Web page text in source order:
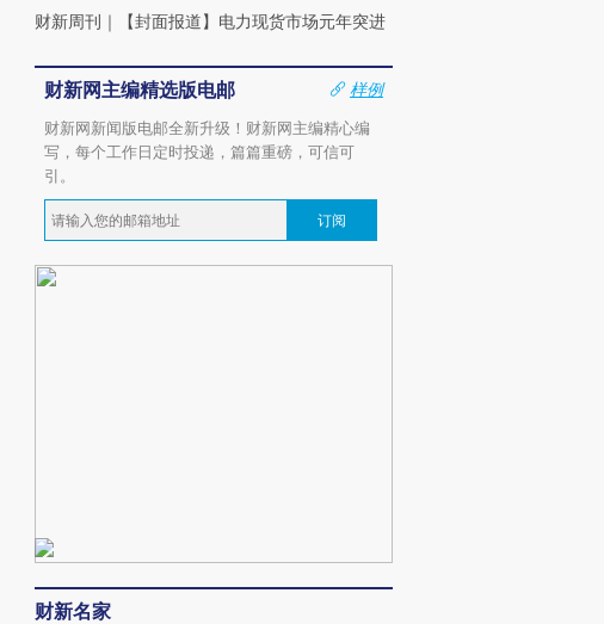
财新周刊 ｜ 【封面报道】电力现货市场元年突进
财新网主编精选版电邮
样例
财新网新闻版电邮全新升级！财新网主编精心编
写，每个工作日定时投递，篇篇重磅，可信可
引。
订阅
财新名家